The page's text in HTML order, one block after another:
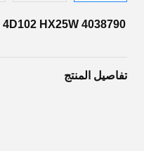
تفاصيل المنتج